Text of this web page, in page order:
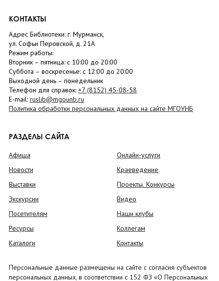
КОНТАКТЫ
Адрес Библиотеки: г. Мурманск,
ул. Софьи Перовской, д. 21А
Режим работы:
Вторник – пятница: с 10:00 до 20:00
Суббота – воскресенье: c 12:00 до 20:00
Выходной день – понедельник
Телефон для справок: +7 (8152) 45-08-58
E-mail: ruslib@mgounb.ru
Политика обработки персональных данных на сайте МГОУНБ
РАЗДЕЛЫ САЙТА
Афиша
Новости
Выставки
Экскурсии
Посетителям
Ресурсы
Каталоги
Онлайн-услуги
Краеведение
Проекты. Конкурсы
Видео
Наши клубы
Коллегам
Контакты
Персональные данные размещены на сайте с согласия субъектов
персональных данных, в соответствии с 152 ФЗ «О Персональных